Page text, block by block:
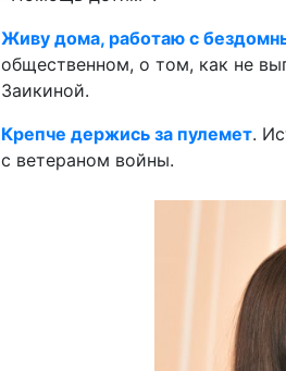
Живу дома, работаю с
общественном, о том, как не
Заикиной.
Крепче держись за пулемет.
с ветераном войны.